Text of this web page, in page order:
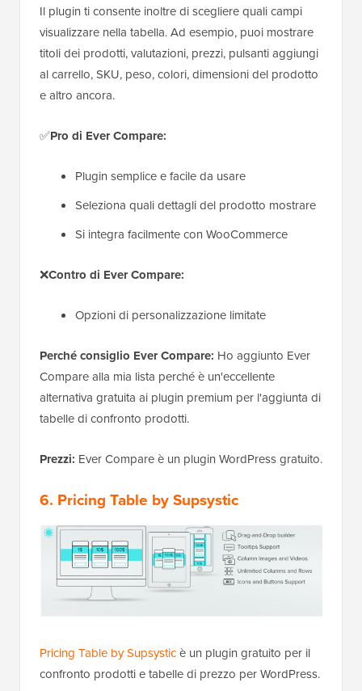
Il plugin ti consente inoltre di scegliere quali campi
visualizzare nella tabella. Ad esempio, puoi mostrare
titoli dei prodotti, valutazioni, prezzi, pulsanti aggiungi
al carrello, SKU, peso, colori, dimensioni del prodotto
e altro ancora.
✅Pro di Ever Compare:
Plugin semplice e facile da usare
Seleziona quali dettagli del prodotto mostrare
Si integra facilmente con WooCommerce
❌Contro di Ever Compare:
Opzioni di personalizzazione limitate
Perché consiglio Ever Compare: Ho aggiunto Ever
Compare alla mia lista perché è un'eccellente
alternativa gratuita ai plugin premium per l'aggiunta di
tabelle di confronto prodotti.
Prezzi: Ever Compare è un plugin WordPress gratuito.
6. Pricing Table by Supsystic
Pricing Table by Supsysticè un plugin gratuito per il
confronto prodotti e tabelle di prezzo per WordPress.